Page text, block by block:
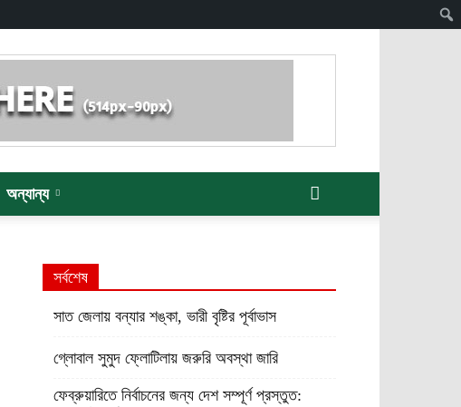
অন্যান্য
সর্বশেষ
সাত জেলায় বন্যার শঙ্কা, ভারী বৃষ্টির পূর্বাভাস
গ্লোবাল সুমুদ ফ্লোটিলায় জরুরি অবস্থা জারি
ফেব্রুয়ারিতে নির্বাচনের জন্য দেশ সম্পূর্ণ প্রস্তুত: